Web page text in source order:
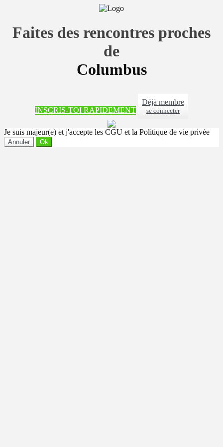
Faites des rencontres proches
de
Columbus
INSCRIS-TOI RAPIDEMENT
Déjà membre
se connecter
Je suis majeur(e) et j'accepte les CGU et la Politique de vie privée
Annuler Ok